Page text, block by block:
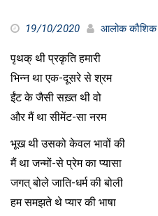
19/10/2020 आलोक कौशिक
पृथक् थी प्रकृति हमारी
भिन्न था एक-दूसरे से श्रम
ईंट के जैसी सख़्त थी वो
और मैं था सीमेंट-सा नरम
भूख थी उसको केवल भावों की
मैं था जन्मों-से प्रेम का प्यासा
जगत् बोले जाति-धर्म की बोली
हम समझते थे प्यार की भाषा